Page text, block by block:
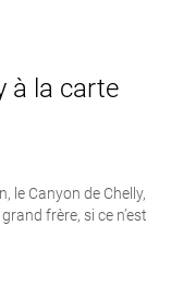
à la carte
le Canyon de Chelly,
frère, si ce n’est